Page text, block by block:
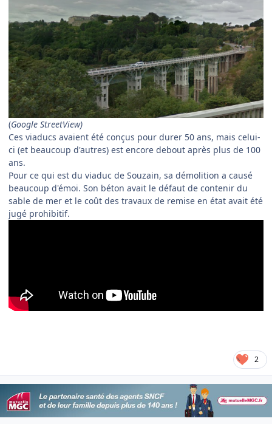
(Google StreetView)
Ces viaducs avaient été conçus pour durer 50 ans, mais celui-
ci (et beaucoup d'autres) est encore debout après plus de 100
ans.
Pour ce qui est du viaduc de Souzain, sa démolition a causé
beaucoup d'émoi. Son béton avait le défaut de contenir du
sable de mer et le coût des travaux de remise en état avait été
jugé prohibitif.
2